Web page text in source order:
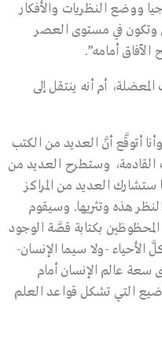
ووضع النظريات والأفكار
وتكون في مستوى العصر
أمامه”.
أم أنه ينتقل إلى
أتوقَّع أنَّ العديد من الكتب
وستطرح العديد من
العديد من المراكز
هذه وتثريها. وسيقوم
بكتابة قصَّة الوجود
-ولا سيما الإنسان-
عالم الإنسان أمام
التي تشكل قواعد العلم